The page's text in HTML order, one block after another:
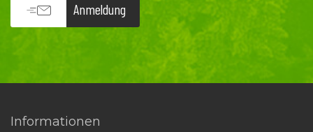
Anmeldung
Informationen